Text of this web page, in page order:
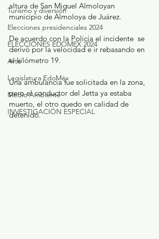
Turismo y diversión
Elecciones presidenciales 2024
ELECCIONES EDOMEX 2024
Arte
Legislatura EdoMéx
Medio Ambiente
INVESTIGACIÓN ESPECIAL
altura de San Miguel Almoloyan
municipio de Almoloya de Juárez.
De acuerdo con la Policía el incidente  se
derivó por la velocidad e ir rebasando en
el kilómetro 19.
Una ambulancia fue solicitada en la zona,
pero el conductor del Jetta ya estaba
muerto, el otro quedo en calidad de
detenido.